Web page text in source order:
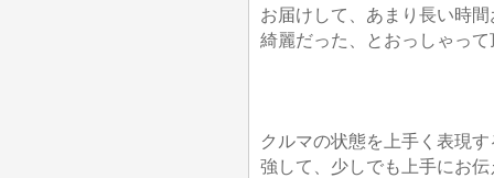
お届けして、あまり長い時
綺麗だった、とおっしゃっ
クルマの状態を上手く表現
強して、少しでも上手にお